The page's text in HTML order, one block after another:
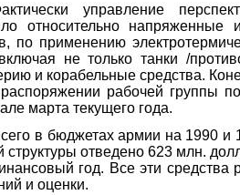
управление
относительно напряженные
по применению
не только танки /
и корабельные средства.
рабочей группы
марта текущего года.
в бюджетах армии на 1990
структуры отведено 623 млн.
год. Все эти средства
и оценки.